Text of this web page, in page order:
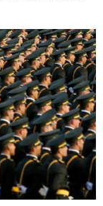
girerek
LGS